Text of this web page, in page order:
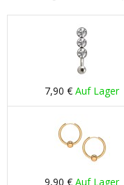
7,90 € Auf Lager
9,90 € Auf Lager